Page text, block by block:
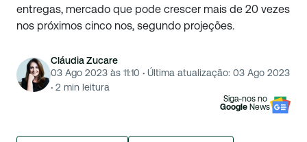
entregas, mercado que pode crescer mais de 20 vezes
nos próximos cinco nos, segundo projeções.
Cláudia Zucare
03 Ago 2023 às 11:10 · Última atualização: 03 Ago 2023
· 2 min leitura
Siga-nos no
Google News